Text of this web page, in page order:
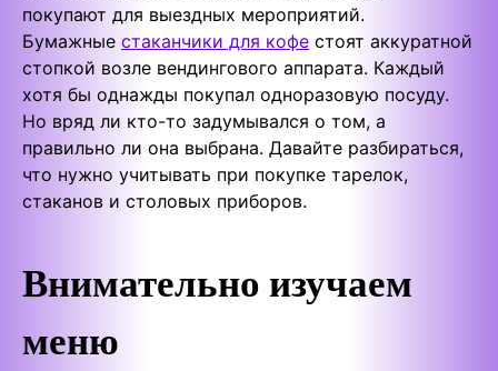
покупают для выездных мероприятий.
Бумажные стаканчики для кофе стоят аккуратной
стопкой возле вендингового аппарата. Каждый
хотя бы однажды покупал одноразовую посуду.
Но вряд ли кто-то задумывался о том, а
правильно ли она выбрана. Давайте разбираться,
что нужно учитывать при покупке тарелок,
стаканов и столовых приборов.
Внимательно изучаем
меню